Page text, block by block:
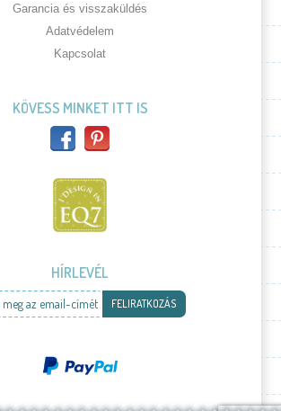
Garancia és visszaküldés
Adatvédelem
Kapcsolat
KÖVESS MINKET ITT IS
HÍRLEVÉL
meg az email-címét FELIRATKOZÁS